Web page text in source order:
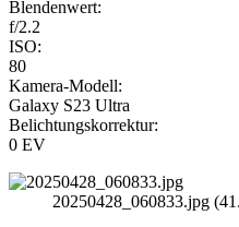
Blendenwert:
f/2.2
ISO:
80
Kamera-Modell:
Galaxy S23 Ultra
Belichtungskorrektur:
0 EV
20250428_060833.jpg